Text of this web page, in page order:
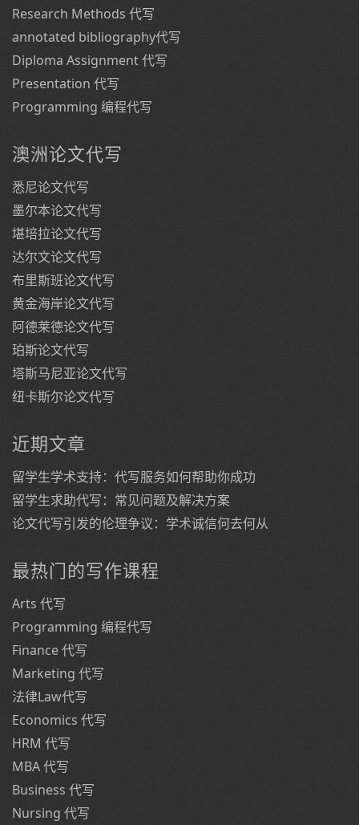
Research Methods 代写
annotated bibliography代写
Diploma Assignment 代写
Presentation 代写
Programming 编程代写
澳洲论文代写
悉尼论文代写
墨尔本论文代写
堪培拉论文代写
达尔文论文代写
布里斯班论文代写
黄金海岸论文代写
阿德莱德论文代写
珀斯论文代写
塔斯马尼亚论文代写
纽卡斯尔论文代写
近期文章
留学生学术支持：代写服务如何帮助你成功
留学生求助代写：常见问题及解决方案
论文代写引发的伦理争议：学术诚信何去何从
最热门的写作课程
Arts 代写
Programming 编程代写
Finance 代写
Marketing 代写
法律Law代写
Economics 代写
HRM 代写
MBA 代写
Business 代写
Nursing 代写